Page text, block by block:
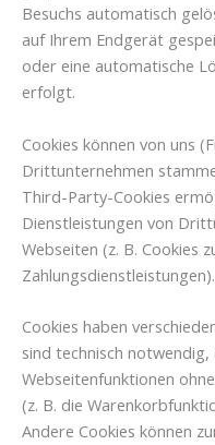
Besuchs automatisch
auf Ihrem Endgerät
oder eine automatische
erfolgt.
Cookies können von uns
Drittunternehmen
Third-Party-Cookies
Dienstleistungen von
Webseiten (z. B. Cookies
Zahlungsdienstleistungen).
Cookies haben
sind technisch
Webseitenfunktionen
(z. B. die
Andere Cookies können